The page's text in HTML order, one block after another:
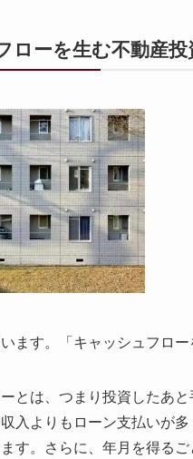
ローを生む不動産投
ます。「キャッシュフロ
とは、つまり投資したあ
入よりもローン支払いが
す。さらに、年月を得る